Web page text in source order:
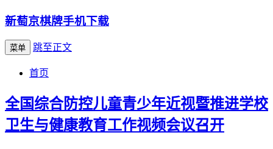
新萄京棋牌手机下载
菜单 跳至正文
首页
全国综合防控儿童青少年近视暨推进学校
卫生与健康教育工作视频会议召开